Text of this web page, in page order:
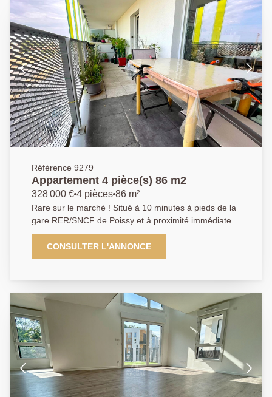
Référence 9279
Appartement 4 pièce(s) 86 m2
328 000 € 4 pièces 86 m²
Rare sur le marché ! Situé à 10 minutes à pieds de la
gare RER/SNCF de Poissy et à proximité immédiate
de toutes les commodités, au sein d'une résidence
récente de 2019, sécurisée avec ascenseur,
Appartement de type T4 de 86m² en parfait état. Il
balcon exposé Sud Ouest sans vis-à-vis, trois
chambres, une salle de bains et des toilettes séparés.
Une place de parking sécurisée en sous-sol. À
découvrir sans tarder ! AGENCE PRINCIPALE:
01.30.06.69.69 (Agent commercial J.L enregistré au
RSAC sous le n° 949 769 426)
CONSULTER L'ANNONCE